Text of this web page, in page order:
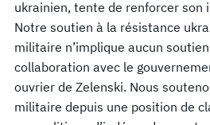
ukrainien, tente de renforcer son
Notre soutien à la résistance
militaire n’implique aucun
collaboration avec le
ouvrier de Zelenski. Nous
militaire depuis une position de